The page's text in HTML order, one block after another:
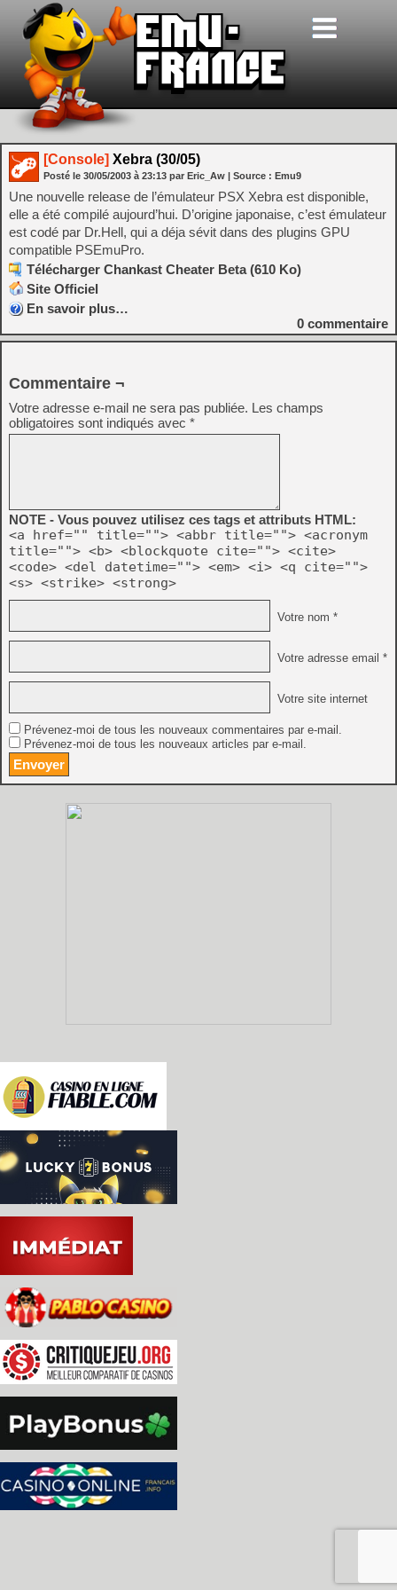
[Console] Xebra (30/05)
Posté le 30/05/2003 à 23:13 par Eric_Aw | Source : Emu9
Une nouvelle release de l’émulateur PSX Xebra est disponible,
elle a été compilé aujourd’hui. D’origine japonaise, c’est émulateur
est codé par Dr.Hell, qui a déja sévit dans des plugins GPU
compatible PSEmuPro.
Télécharger Chankast Cheater Beta (610 Ko)
Site Officiel
En savoir plus…
0 commentaire
Commentaire ¬
Votre adresse e-mail ne sera pas publiée. Les champs
obligatoires sont indiqués avec *
NOTE - Vous pouvez utilisez ces tags et attributs HTML:
<a href="" title=""> <abbr title=""> <acronym
title=""> <b> <blockquote cite=""> <cite>
<code> <del datetime=""> <em> <i> <q cite="">
<s> <strike> <strong>
Votre nom *
Votre adresse email *
Votre site internet
Prévenez-moi de tous les nouveaux commentaires par e-mail.
Prévenez-moi de tous les nouveaux articles par e-mail.